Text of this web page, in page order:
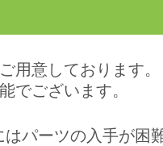
用意しております。
でございます。
パーツの入手が困